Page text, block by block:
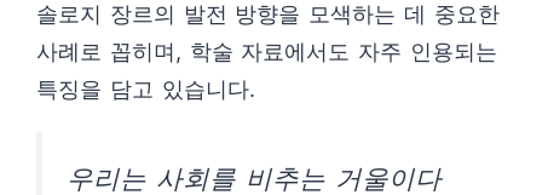
솔로지 장르의 발전 방향을 모색하는 데 중요한
사례로 꼽히며, 학술 자료에서도 자주 인용되는
특징을 담고 있습니다.
우리는 사회를 비추는 거울이다